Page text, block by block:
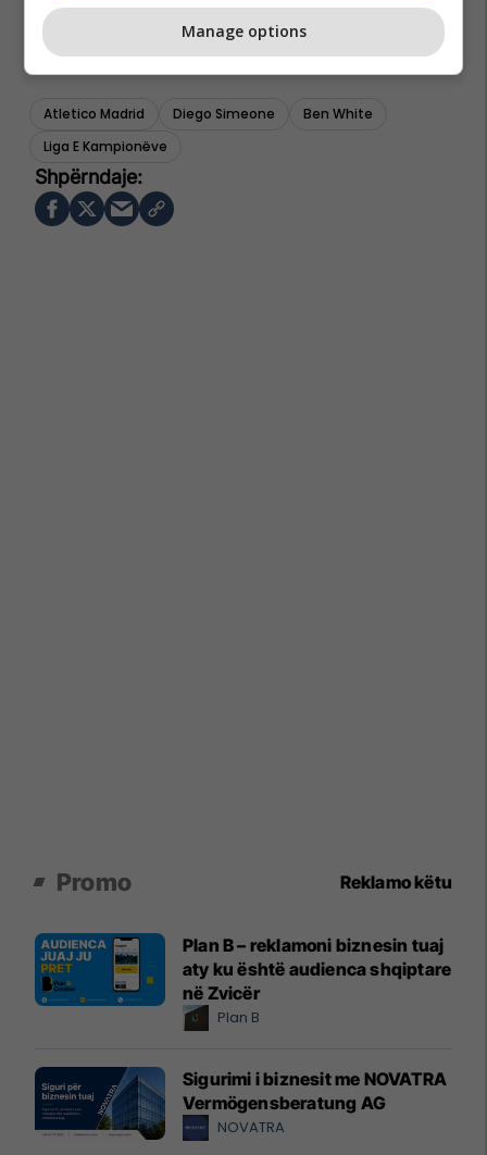
Atletico Madrid Diego Simeone
Ben White
Liga E Kampionëve
Promo Reklamo këtu
Plan B – reklamoni biznesin tuaj
aty ku është audienca shqiptare
në Zvicër
Plan B
Sigurimi i biznesit me NOVATRA
Vermögensberatung AG
NOVATRA
Manage options